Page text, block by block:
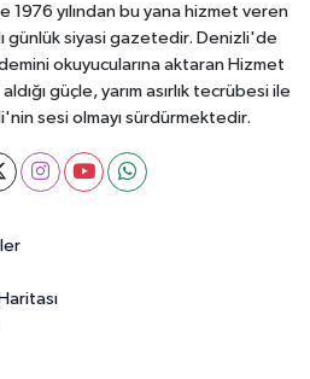
yılından bu yana hizmet veren
günlük siyasi gazetedir. Denizli'de
okuyucularına aktaran Hizmet
güçle, yarım asırlık tecrübesi ile
sesi olmayı sürdürmektedir.